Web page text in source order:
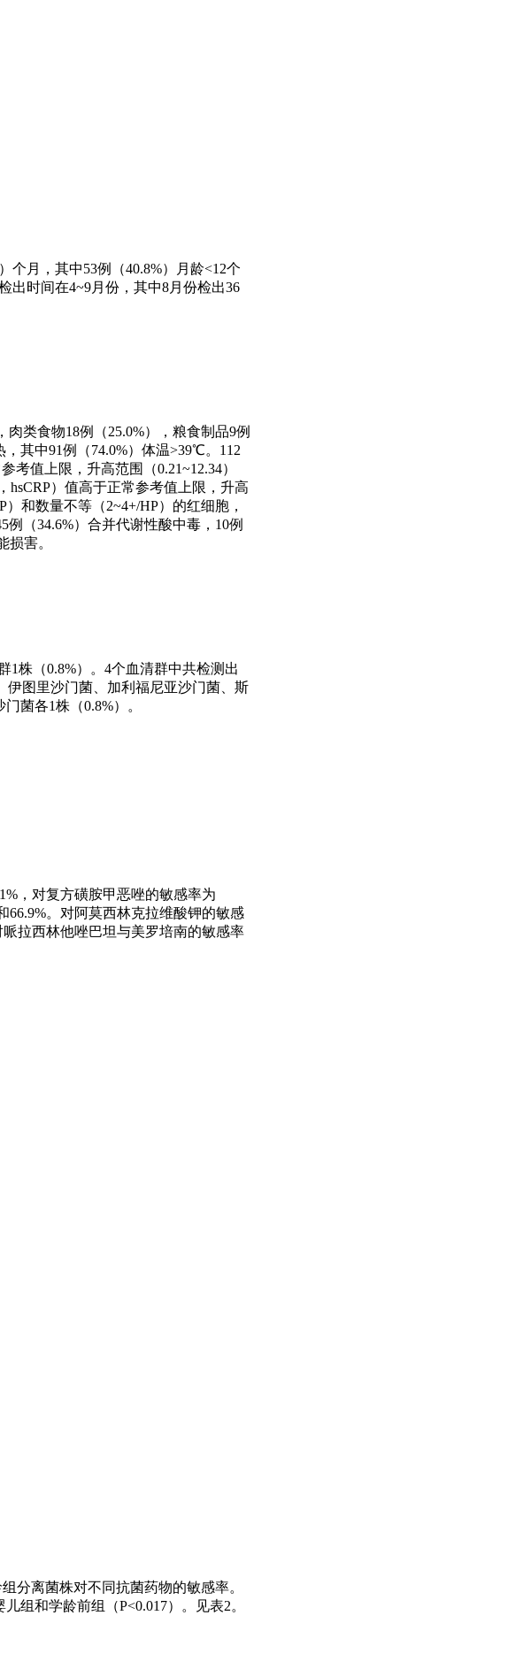
个月，其中53例（40.8%）月龄<12个
出时间在4~9月份，其中8月份检出36
类食物18例（25.0%），粮食制品9例
，其中91例（74.0%）体温>39℃。112
考值上限，升高范围（0.21~12.34）
hsCRP）值高于正常参考值上限，升高
和数量不等（2~4+/HP）的红细胞，
（34.6%）合并代谢性酸中毒，10例
损害。
1株（0.8%）。4个血清群中共检测出
伊图里沙门菌、加利福尼亚沙门菌、斯
菌各1株（0.8%）。
，对复方磺胺甲恶唑的敏感率为
66.9%。对阿莫西林克拉维酸钾的敏感
拉西林他唑巴坦与美罗培南的敏感率
分离菌株对不同抗菌药物的敏感率。
组和学龄前组（P<0.017）。见表2。